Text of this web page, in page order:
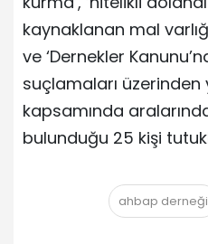
kaynaklanan mal
ve ‘Dernekler
suçlamaları
kapsamında
bulunduğu 25 kişi
ahbap derneği